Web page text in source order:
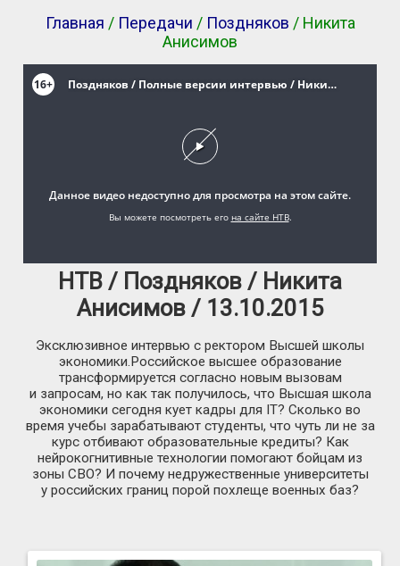
Главная / Передачи / Поздняков / Никита
Анисимов
НТВ / Поздняков / Никита
Анисимов / 13.10.2015
Эксклюзивное интервью с ректором Высшей школы
экономики.Российское высшее образование
трансформируется согласно новым вызовам
и запросам, но как так получилось, что Высшая школа
экономики сегодня кует кадры для IT? Сколько во
время учебы зарабатывают студенты, что чуть ли не за
курс отбивают образовательные кредиты? Как
нейрокогнитивные технологии помогают бойцам из
зоны СВО? И почему недружественные университеты
у российских границ порой похлеще военных баз?